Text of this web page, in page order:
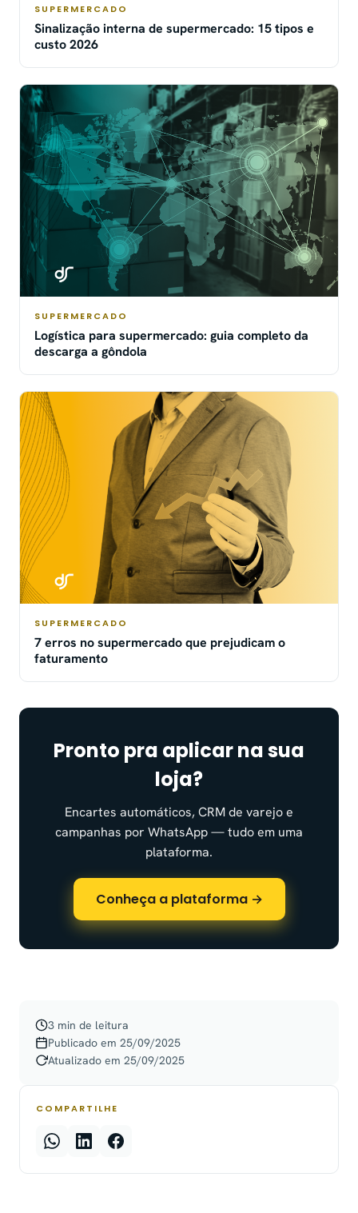
SUPERMERCADO
Sinalização interna de supermercado: 15 tipos e
custo 2026
SUPERMERCADO
Logística para supermercado: guia completo da
descarga a gôndola
SUPERMERCADO
7 erros no supermercado que prejudicam o
faturamento
Pronto pra aplicar na sua
loja?
Encartes automáticos, CRM de varejo e
campanhas por WhatsApp — tudo em uma
plataforma.
Conheça a plataforma →
3 min de leitura
Publicado em 25/09/2025
Atualizado em 25/09/2025
COMPARTILHE